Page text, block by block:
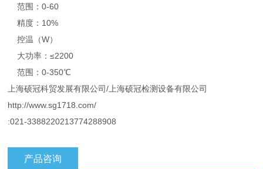
范围：0-60
精度：10%
控温（W）
大功率：≤2200
范围：0-350℃
上海硕冠科贸发展有限公司/上海硕冠检测设备有限公司
http://www.sg1718.com/
:021-3388220213774288908
产品咨询